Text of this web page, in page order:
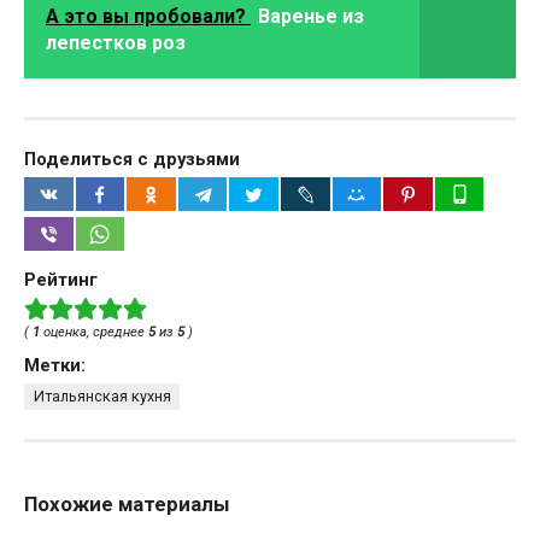
А это вы пробовали?
Варенье из
лепестков роз
Поделиться с друзьями
Рейтинг
( 1 оценка, среднее 5из 5)
Метки:
Итальянская кухня
Похожие материалы